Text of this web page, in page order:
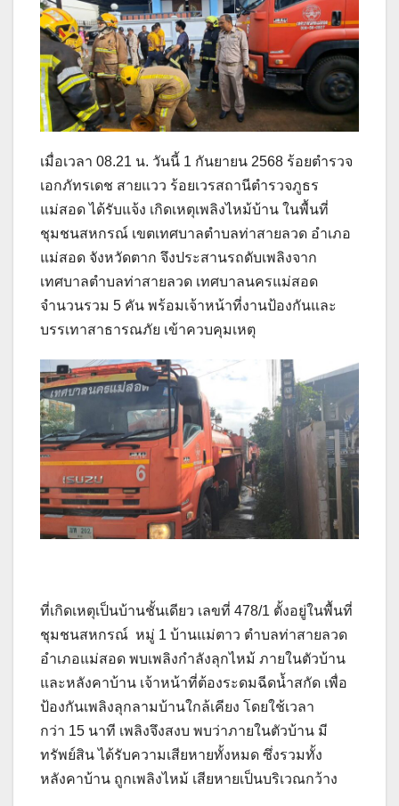
เมื่อเวลา 08.21 น. วันนี้ 1 กันยายน 2568 ร้อยตำรวจ
เอกภัทรเดช สายแวว ร้อยเวรสถานีตำรวจภูธร
แม่สอด ได้รับแจ้ง เกิดเหตุเพลิงไหม้บ้าน ในพื้นที่
ชุมชนสหกรณ์ เขตเทศบาลตำบลท่าสายลวด อำเภอ
แม่สอด จังหวัดตาก จึงประสานรถดับเพลิงจาก
เทศบาลตำบลท่าสายลวด เทศบาลนครแม่สอด
จำนวนรวม 5 คัน พร้อมเจ้าหน้าที่งานป้องกันและ
บรรเทาสาธารณภัย เข้าควบคุมเหตุ
ที่เกิดเหตุเป็นบ้านชั้นเดียว เลขที่ 478/1 ตั้งอยู่ในพื้นที่
ชุมชนสหกรณ์ หมู่ 1 บ้านแม่ตาว ตำบลท่าสายลวด
อำเภอแม่สอด พบเพลิงกำลังลุกไหม้ ภายในตัวบ้าน
และหลังคาบ้าน เจ้าหน้าที่ต้องระดมฉีดน้ำสกัด เพื่อ
ป้องกันเพลิงลุกลามบ้านใกล้เคียง โดยใช้เวลา
กว่า 15 นาที เพลิงจึงสงบ พบว่าภายในตัวบ้าน มี
ทรัพย์สิน ได้รับความเสียหายทั้งหมด ซึ่งรวมทั้ง
หลังคาบ้าน ถูกเพลิงไหม้ เสียหายเป็นบริเวณกว้าง